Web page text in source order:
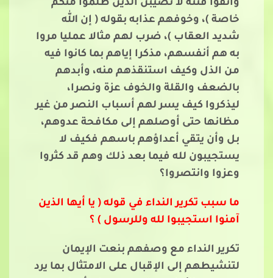
واتقوا فتنة لا تصيبن الذين ظلموا منكم
خاصة )، وخوفهم عذابه بقوله ( إن الله
شديد العقاب )، ضرب لهم مثالا عمليا مروا
به هم أنفسهم، مذكرا إياهم بما كانوا فيه
من الذل وكيف استنقذهم منه، وأبدهم
بالضعف والقلة والخوف عزة ونصرا،
ليذكروا كيف يسر لهم أسباب النصر من غير
مظانها حتى أوصلهم إلى مكافحة عدوهم،
بل وأن يتقي أعداؤهم باسهم فكيف لا
يستجيبون لله فيما بعد ذلك وهم قد كثروا
وعزوا وانتصروا؟
ما سبب تكرير النداء في قوله ( يا أيها الذين
آمنوا استجيبوا لله وللرسول ) ؟
تكرير النداء مع وصفهم بنعت الإيمان
لتنشيطهم إلى الإقبال على الامتثال بما يرد